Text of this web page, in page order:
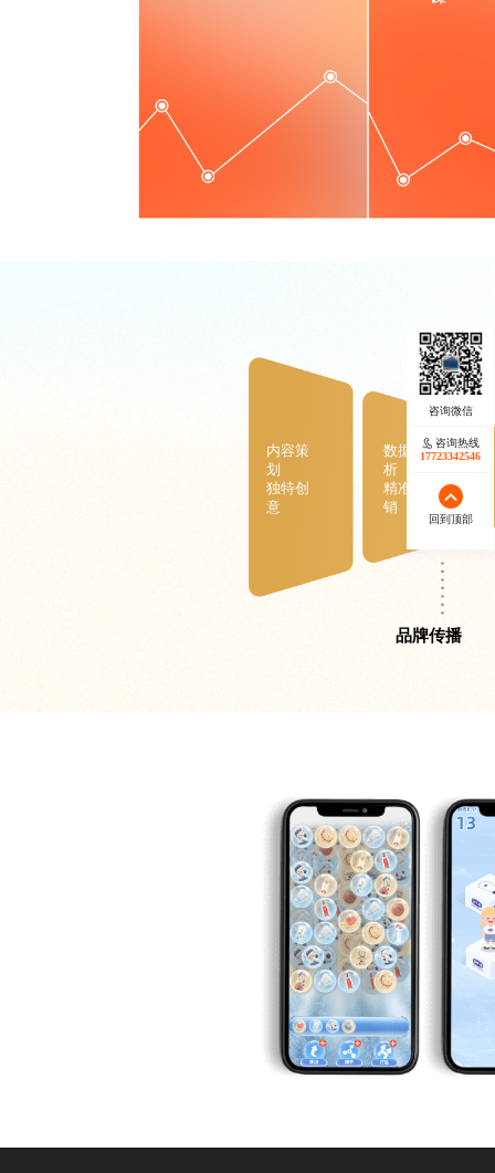
内容策
划
独特创
意
数据分
析
精准营
销
品牌传播
咨询热线
17723342546
回到顶部